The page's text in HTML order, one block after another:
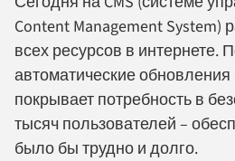
Content Management System)
всех ресурсов в интернете.
автоматические
покрывает потребность в
тысяч пользователей –
было бы трудно и долго.